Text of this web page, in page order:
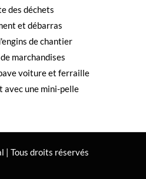
des déchets
et débarras
de chantier
marchandises
voiture et ferraille
avec une mini-pelle
| Tous droits réservés